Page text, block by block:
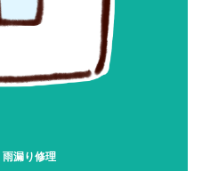
漏り修理